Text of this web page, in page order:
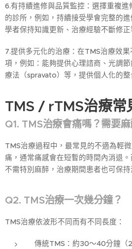
6.有持續進修與品質監控：選擇重複
的診所，例如，持續接受學會完整的
學者保持知識更新、治療經驗不斷修正
7.提供多元化的治療：在TMS治療效
項，例如：能夠提供心理諮商、光調
療法（spravato）等，提供個人化的整
TMS / rTMS治療常
Q1. TMS治療會痛嗎？需要麻
TMS治療過程中，最常見的不適為輕
痛，通常痛感會在短暫的時間內消退
不需特別麻醉，治療期間患者也可保持
Q2. TMS治療一次幾分鐘？
TMS治療依波形不同而有不同長度：
傳統TMS：約30～40分鐘（